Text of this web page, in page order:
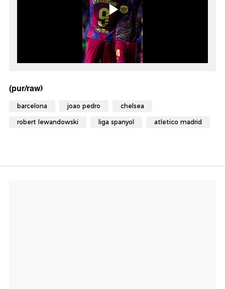
(pur/raw)
barcelona joao pedro chelsea
robert lewandowski liga spanyol atletico madrid